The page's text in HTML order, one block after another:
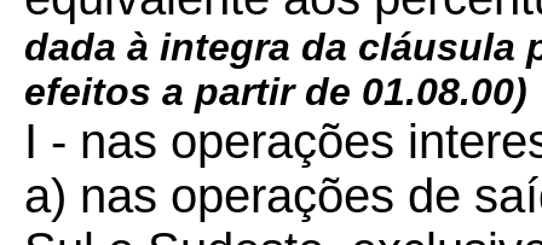
dada à integra da cláusula
efeitos a partir de 01.08.00)
I - nas operações
a) nas operações de